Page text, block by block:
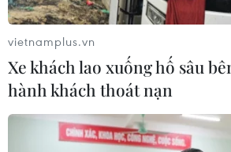
vietnamplus.vn
Xe khách lao xuống hố sâu
hành khách thoát nạn